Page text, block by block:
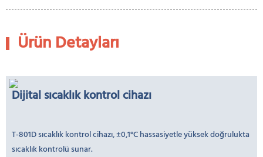
Ürün Detayları
Dijital sıcaklık kontrol cihazı
T-801D sıcaklık kontrol cihazı, ±0,1°C hassasiyetle yüksek doğrulukta
sıcaklık kontrolü sunar.